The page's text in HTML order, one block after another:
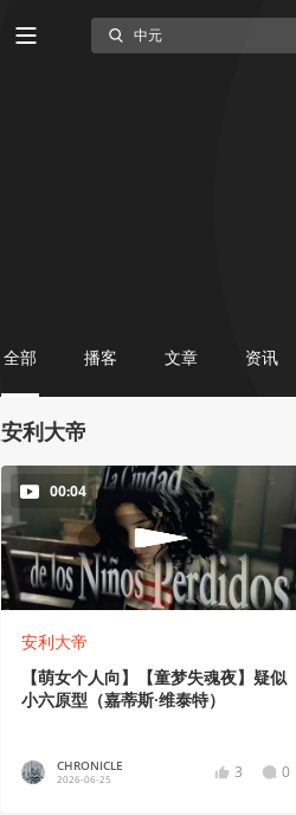
全部 播客 文章 资讯
安利大帝
00:04
安利大帝
【萌女个人向】【童梦失魂夜】疑似
小六原型（嘉蒂斯·维泰特）
CHRONICLE
2026-06-25 3 0